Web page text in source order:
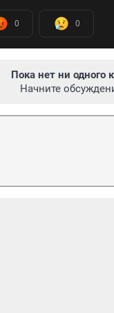
0 0
Пока нет ни одного
Начните